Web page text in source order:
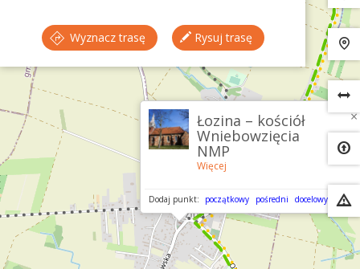
×
Łozina – kościół
Wniebowzięcia
NMP
Więcej
Dodaj punkt: początkowy pośredni docelowy
Wyznacz trasę Rysuj trasę